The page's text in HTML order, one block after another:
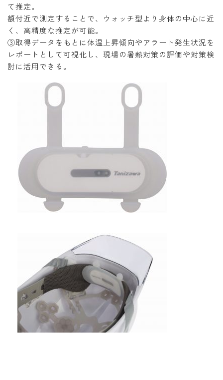
て推定。
額付近で測定することで、ウォッチ型より身体の中心に近
く、高精度な推定が可能。
③取得データをもとに体温上昇傾向やアラート発生状況を
レポートとして可視化し、現場の暑熱対策の評価や対策検
討に活用できる。